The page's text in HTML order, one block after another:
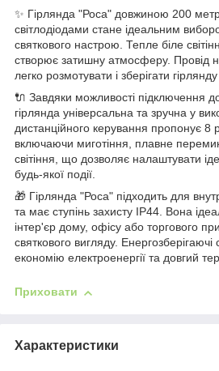
✨ Гірлянда "Роса" довжиною 200
світлодіодами стане ідеальним
святкового настрою. Тепле біле
створює затишну атмосферу. Провід
легко розмотувати і зберігати
🔌 Завдяки можливості підключення
гірлянда універсальна та зручна у
дистанційного керування пропонує 8
включаючи миготіння, плавне
світіння, що дозволяє налаштувати
будь-якої події.
🎁 Гірлянда "Роса" підходить для
та має ступінь захисту IP44. Вона
інтер'єр дому, офісу або торгового
святкового вигляду. Енергозберігаючі
економію електроенергії та довгий
Приховати
Характеристики